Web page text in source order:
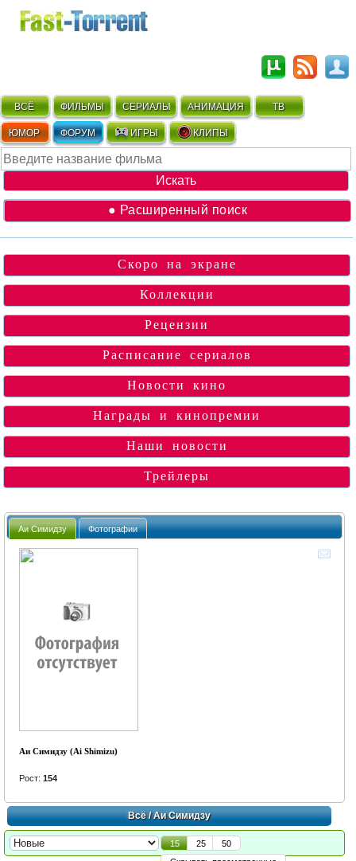
ВСЁ ФИЛЬМЫ СЕРИАЛЫ АНИМАЦИЯ ТВ
ЮМОР ФОРУМ ИГРЫ КЛИПЫ
● Расширенный поиск
Скоро на экране
Коллекции
Рецензии
Расписание сериалов
Новости кино
Награды и кинопремии
Наши новости
Трейлеры
Аи Симидзу Фотографии
Аи Симидзу (Ai Shimizu)
Рост: 154
Всё/ Аи Симидзу
15 25
50